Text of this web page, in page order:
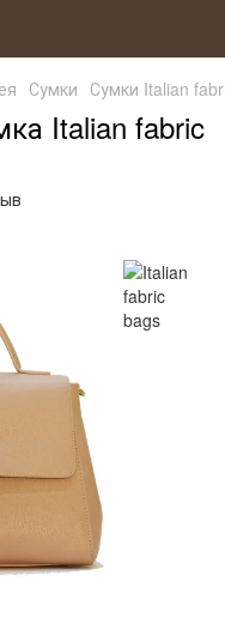
Сумки Сумки Italian
Italian fabric